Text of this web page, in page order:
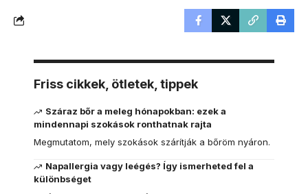
Friss cikkek, ötletek, tippek
Száraz bőr a meleg hónapokban: ezek a
mindennapi szokások ronthatnak rajta
Megmutatom, mely szokások szárítják a bőröm nyáron.
Napallergia vagy leégés? Így ismerheted fel a
különbséget